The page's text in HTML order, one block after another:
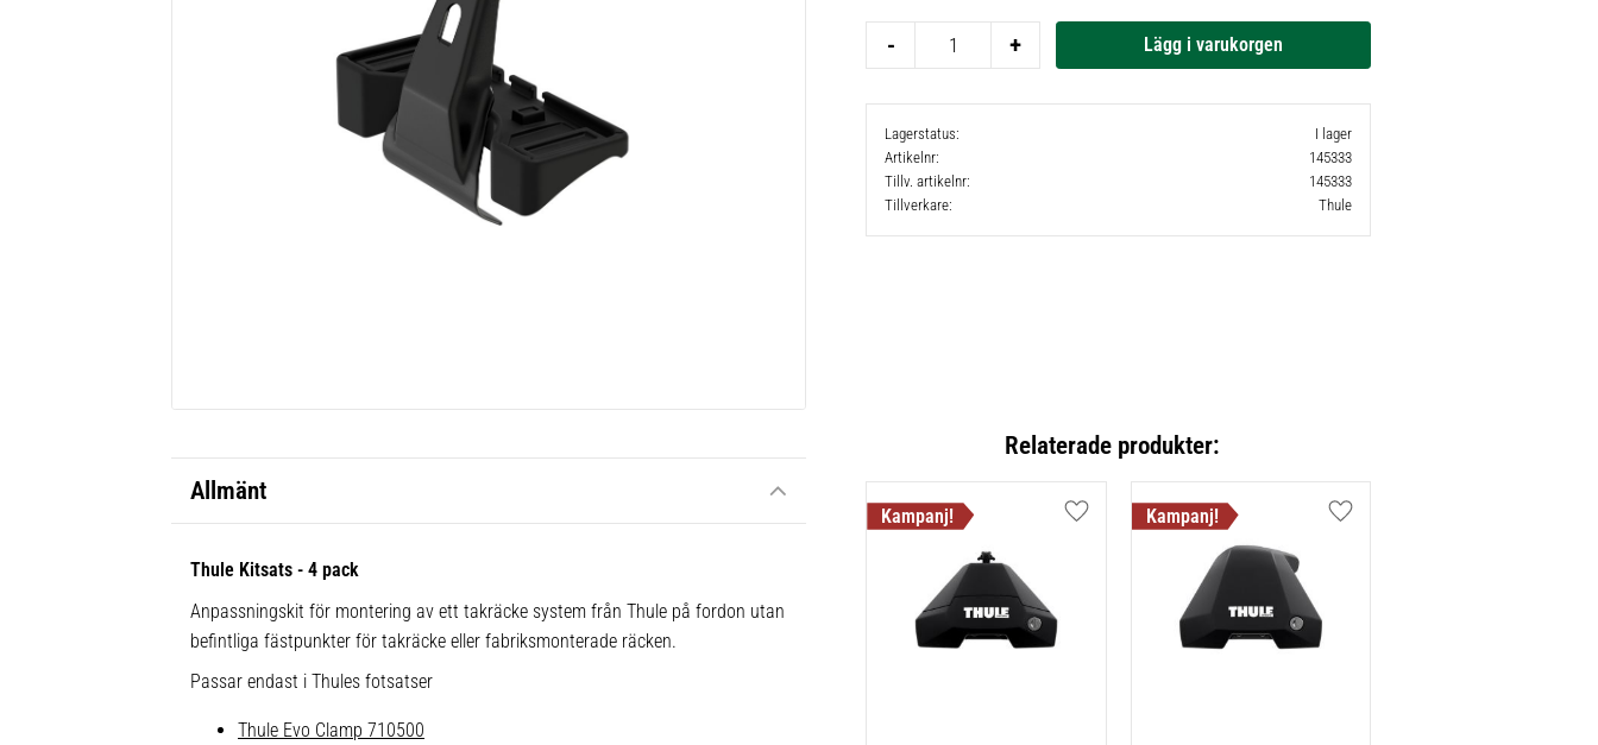
+
-
Lagerstatus
I lager
Artikelnr
145333
Tillv. artikelnr
145333
Tillverkare
Thule
Allmänt
Thule Kitsats - 4 pack
Anpassningskit för montering av ett takräcke system från Thule på fordon utan
befintliga fästpunkter för takräcke eller fabriksmonterade räcken.
Passar endast i Thules fotsatser
Thule Evo Clamp 710500
Relaterade produkter:
Lägg till i favoriter Lägg till i favoriter